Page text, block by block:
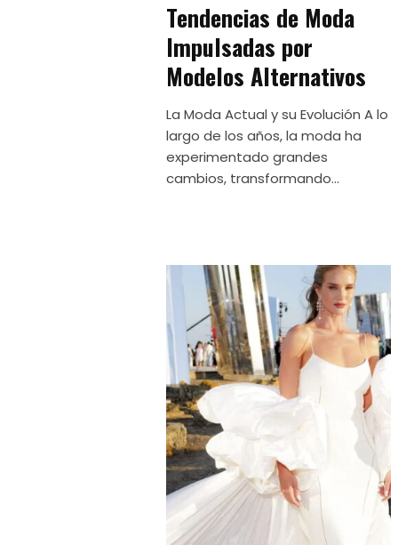
Tendencias de Moda
Impulsadas por
Modelos Alternativos
La Moda Actual y su Evolución A lo
largo de los años, la moda ha
experimentado grandes
cambios, transformando...